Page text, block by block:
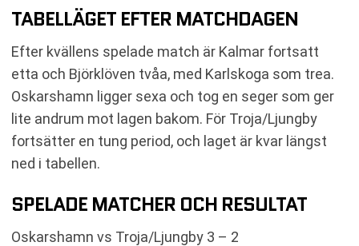
TABELLÄGET EFTER MATCHDAGEN
Efter kvällens spelade match är Kalmar fortsatt
etta och Björklöven tvåa, med Karlskoga som trea.
Oskarshamn ligger sexa och tog en seger som ger
lite andrum mot lagen bakom. För Troja/Ljungby
fortsätter en tung period, och laget är kvar längst
ned i tabellen.
SPELADE MATCHER OCH RESULTAT
Oskarshamn vs Troja/Ljungby 3 – 2